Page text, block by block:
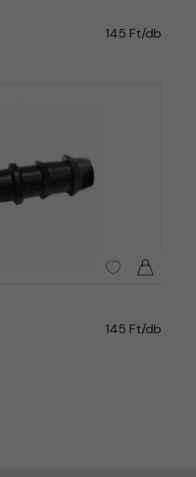
145 Ft/db
145 Ft/db